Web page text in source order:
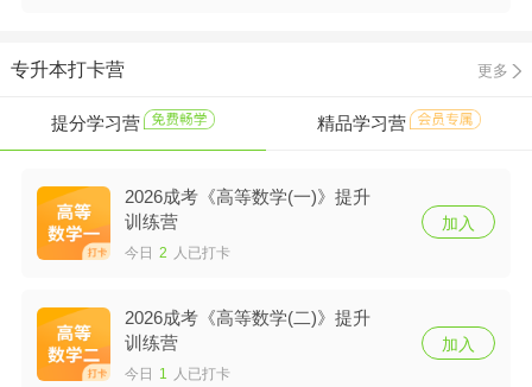
专升本打卡营 更多
提分学习营 精品学习营
2026成考《高等数学(一)》提升
训练营
今日 2 人已打卡
加入
2026成考《高等数学(二)》提升
训练营
今日 1 人已打卡
加入